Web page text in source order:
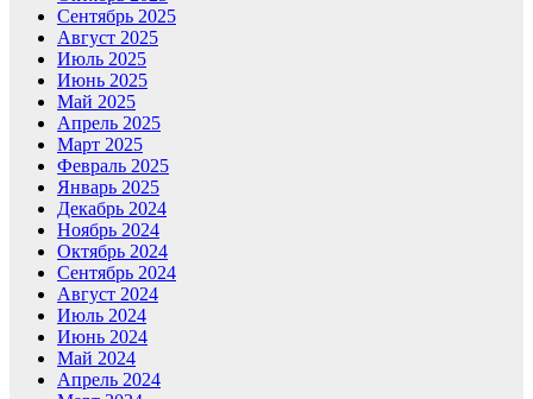
Сентябрь 2025
Август 2025
Июль 2025
Июнь 2025
Май 2025
Апрель 2025
Март 2025
Февраль 2025
Январь 2025
Декабрь 2024
Ноябрь 2024
Октябрь 2024
Сентябрь 2024
Август 2024
Июль 2024
Июнь 2024
Май 2024
Апрель 2024